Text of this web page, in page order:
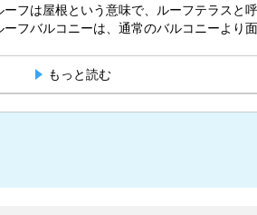
フは屋根という意味で、ルーフテラスと呼
フバルコニーは、通常のバルコニーより面
もっと読む